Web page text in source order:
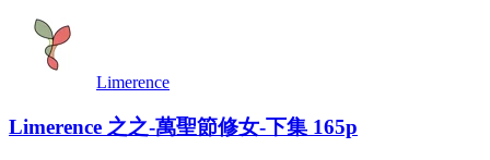
Limerence
Limerence 之之-萬聖節修女-下集 165p